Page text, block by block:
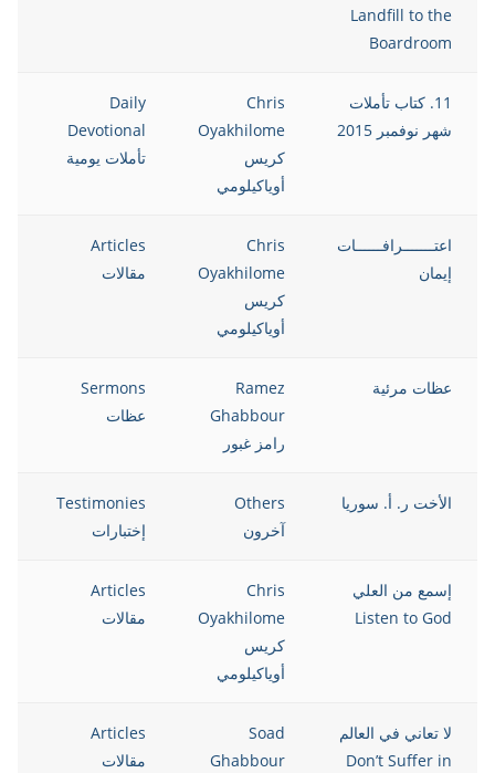
Landfill to the
Boardroom
11. كتاب تأملات
شهر نوفمبر 2015
Chris
Oyakhilome
كريس
أوياكيلومي
Daily
Devotional
تأملات يومية
اعتـــــــرافــــــات
إيمان
Chris
Oyakhilome
كريس
أوياكيلومي
Articles
مقالات
عظات مرئية
Ramez
Ghabbour
رامز غبور
Sermons
عظات
الأخت ر. أ. سوريا
Others
آخرون
Testimonies
إختبارات
إسمع من العلي
Listen to God
Chris
Oyakhilome
كريس
أوياكيلومي
Articles
مقالات
لا تعاني في العالم
Don’t Suffer in
Soad
Ghabbour
Articles
مقالات